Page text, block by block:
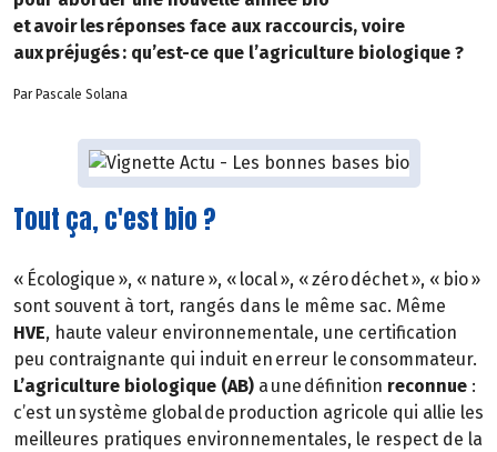
et avoir les réponses face aux raccourcis, voire
aux préjugés : qu’est-ce que l’agriculture biologique ?
Par Pascale Solana
Tout ça, c'est bio ?
« Écologique », « nature », « local », « zéro déchet », « bio »
sont souvent à tort, rangés dans le même sac. Même
HVE, haute valeur environnementale, une certification
peu contraignante qui induit en erreur le consommateur.
L’agriculture biologique (AB) a une définition reconnue :
c’est un système global de production agricole qui allie les
meilleures pratiques environnementales, le respect de la